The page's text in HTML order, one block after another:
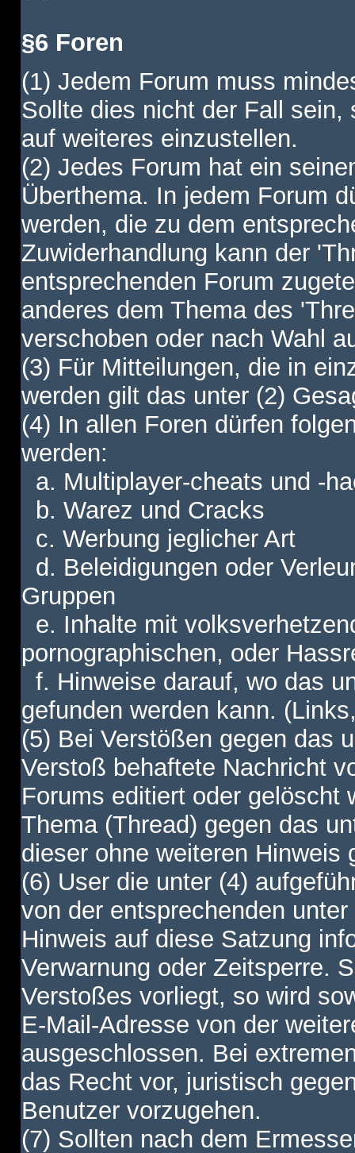
§6 Foren
(1) Jedem Forum muss
Sollte dies nicht der Fall
auf weiteres einzustellen.
(2) Jedes Forum hat ein
Überthema. In jedem Forum
werden, die zu dem
Zuwiderhandlung kann der
entsprechenden Forum
anderes dem Thema des
verschoben oder nach Wahl
(3) Für Mitteilungen, die in
werden gilt das unter (2)
(4) In allen Foren dürfen
werden:
a. Multiplayer-cheats und -
b. Warez und Cracks
c. Werbung jeglicher Art
d. Beleidigungen oder
Gruppen
e. Inhalte mit
pornographischen, oder
f. Hinweise darauf, wo das
gefunden werden kann.
(5) Bei Verstößen gegen das
Verstoß behaftete Nachricht
Forums editiert oder gelöscht
Thema (Thread) gegen das
dieser ohne weiteren Hinweis
(6) User die unter (4)
von der entsprechenden
Hinweis auf diese Satzung
Verwarnung oder Zeitsperre.
Verstoßes vorliegt, so wird
E-Mail-Adresse von der
ausgeschlossen. Bei
das Recht vor, juristisch
Benutzer vorzugehen.
(7) Sollten nach dem